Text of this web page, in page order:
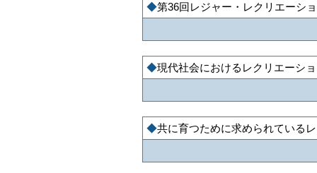
第36回レジャー・レクリエーシ
現代社会におけるレクリエーシ
共に育つために求められている